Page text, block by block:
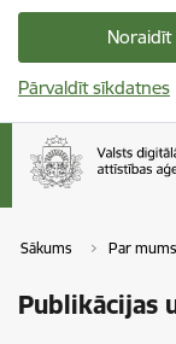
Noraidīt
Pārvaldīt sīkdatnes
Sākums Par mums
Publikācijas